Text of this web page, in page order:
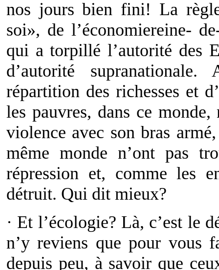
nos jours bien fini! La
soi», de l’économiereine-
qui a torpillé l’autorité des
d’autorité
répartition des richesses et
les pauvres, dans ce
violence avec son bras
même monde n’ont pas
répression et, comme les
détruit. Qui dit mieux?
· Et l’écologie? Là, c’est le
n’y reviens que pour vous
depuis peu, à savoir que